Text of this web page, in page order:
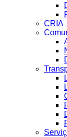
CRIA